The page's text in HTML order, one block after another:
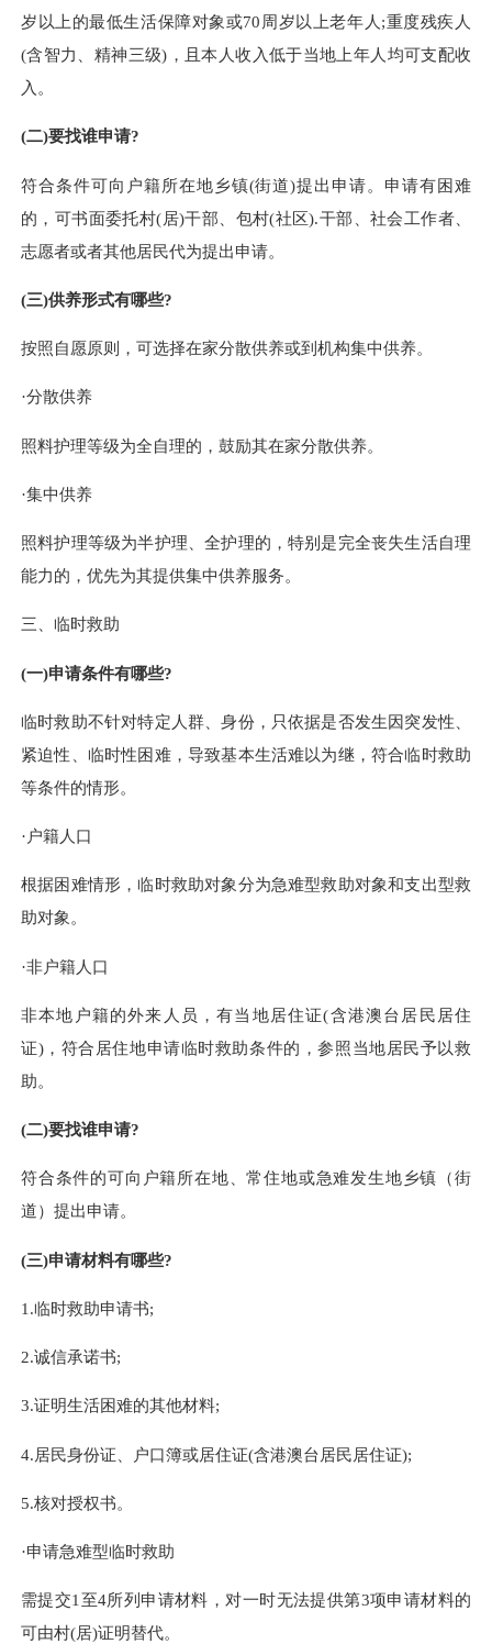
岁以上的最低生活保障对象或70周岁以上老年人;重度残疾人
(含智力、精神三级)，且本人收入低于当地上年人均可支配收
入。
(二)要找谁申请?
符合条件可向户籍所在地乡镇(街道)提出申请。申请有困难
的，可书面委托村(居)干部、包村(社区).干部、社会工作者、
志愿者或者其他居民代为提出申请。
(三)供养形式有哪些?
按照自愿原则，可选择在家分散供养或到机构集中供养。
·分散供养
照料护理等级为全自理的，鼓励其在家分散供养。
·集中供养
照料护理等级为半护理、全护理的，特别是完全丧失生活自理
能力的，优先为其提供集中供养服务。
三、临时救助
(一)申请条件有哪些?
临时救助不针对特定人群、身份，只依据是否发生因突发性、
紧迫性、临时性困难，导致基本生活难以为继，符合临时救助
等条件的情形。
·户籍人口
根据困难情形，临时救助对象分为急难型救助对象和支出型救
助对象。
·非户籍人口
非本地户籍的外来人员，有当地居住证(含港澳台居民居住
证)，符合居住地申请临时救助条件的，参照当地居民予以救
助。
(二)要找谁申请?
符合条件的可向户籍所在地、常住地或急难发生地乡镇（街
道） 提出申请。
(三)申请材料有哪些?
1.临时救助申请书;
2.诚信承诺书;
3.证明生活困难的其他材料;
4.居民身份证、户口簿或居住证(含港澳台居民居住证);
5.核对授权书。
·申请急难型临时救助
需提交1至4所列申请材料，对一时无法提供第3项申请材料的
可由村(居)证明替代。